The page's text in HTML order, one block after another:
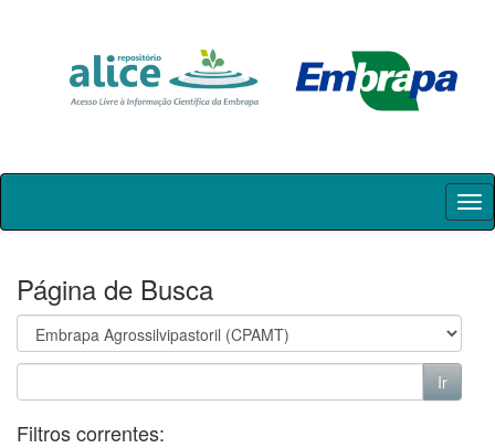
Skip
Página de Busca
Filtros correntes: